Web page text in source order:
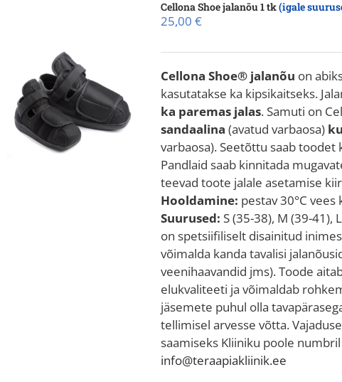
Cellona Shoe jalanõu 1 tk(igale
25,00€
Cellona Shoe® jalanõu on
kasutatakse ka kipsikaitseks.
ka paremas jalas. Samuti on
sandaalina (avatud varbaosa)
varbaosa). Seetõttu saab toodet
Pandlaid saab kinnitada
teevad toote jalale asetamise
Hooldamine: pestav 30°C
Suurused: S (35-38), M (39-41),
on spetsiifiliselt disainitud
võimalda kanda tavalisi
veenihaavandid jms). Toode
elukvaliteeti ja võimaldab
jäsemete puhul olla
tellimisel arvesse võtta.
saamiseks Kliiniku poole
info@teraapiakliinik.ee